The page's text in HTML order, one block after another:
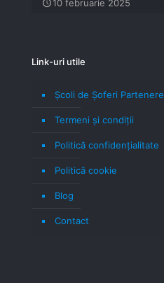
10 februarie 2025
Link-uri utile
Școli de Șoferi Partenere
Termeni şi condiţii
Politică confidenţialitate
Politică cookie
Blog
Contact